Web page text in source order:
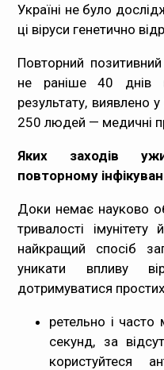
Україні не було
ці віруси генетично
Повторний
не раніше 40 днів
результату,
250 людей — медичні
Яких заходів
повторному
Доки немає науково
тривалості
найкращий спосіб
уникати впливу
дотримуватися
ретельно і
секунд, за
користуйтеся